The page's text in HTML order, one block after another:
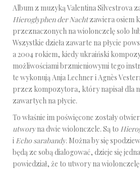
Album z muzyką Valentina Silvestrova
Hieroglyphen der Nachtzawiera osiem
przeznaczonych na wiolonczelę solo
Wszystkie dzieła zawarte na płycie
a 2004 rokiem, kiedy ukraiński
możliwościami brzmieniowymi tego
te wykonują Anja Lechner i Agnès
przez kompozytora, który napisał dla
zawartych na płycie.
To właśnie im poświęcone zostały
utworyna dwie wiolonczele. Są to
i Echo sarabandy. Można by się
będą ze sobą dialogować, dzieje się
powiedział, że to utwory na